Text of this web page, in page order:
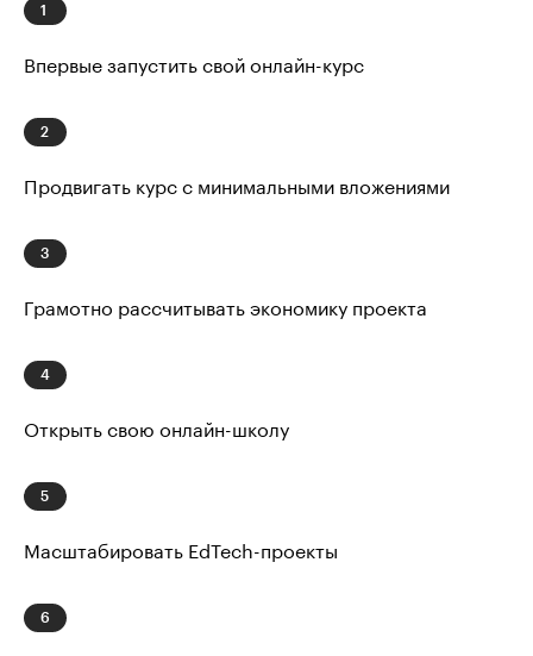
Впервые запустить свой онлайн-курс
Продвигать курс с минимальными вложениями
Грамотно рассчитывать экономику проекта
Открыть свою онлайн-школу
Масштабировать EdTech-проекты